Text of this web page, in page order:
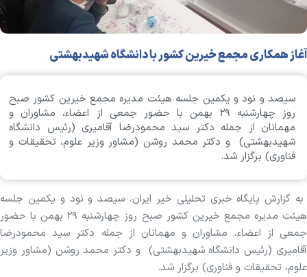
آغاز همکاری مجمع خیرین کشور با دانشگاه شهیدبهشتی
سیصد و نود و یکمین جلسه هیئت مدیره مجمع خیرین کشور صبح
روز چهارشنبه ۲۹ بهمن با حضور جمعی از اعضاء، مشاوران و
مهمانان از جمله دکتر سید محمودرضا آقامیری (رئیس دانشگاه
شهیدبهشتی) و دکتر محمد روشن (مشاور وزیر علوم، تحقیقات و
فناوری) برگزار شد.
به گزارش پایگاه خبری تحلیلی خیر ایران، سیصد و نود و یکمین جلسه
هیئت مدیره مجمع خیرین کشور صبح روز چهارشنبه ۲۹ بهمن با حضور
جمعی از اعضاء، مشاوران و مهمانان از جمله دکتر سید محمودرضا
آقامیری (رئیس دانشگاه شهیدبهشتی) و دکتر محمد روشن (مشاور وزیر
علوم، تحقیقات و فناوری) برگزار شد.